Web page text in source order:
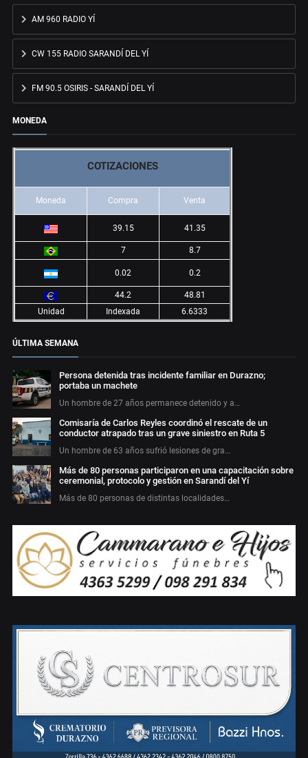
AM 960 RADIO YÍ
CW 155 RADIO SARANDÍ DEL YÍ
FM 90.5 OSIRIS - SARANDÍ DEL YÍ
MONEDA
COTIZACIONES
Moneda Compra Venta
39.15 41.35
7 8.7
0.02 0.2
44.2
48.81
Unidad
Indexada 6.6333
ÚLTIMA SEMANA
Persona detenida tras incidente familiar en Durazno;
portaba un machete
Un hombre de 27 años permanece detenido y a…
Comisaría de Carlos Reyles coordinó el rescate de un
conductor atrapado tras un grave siniestro en Ruta 5
Un hombre de 63 años sufrió lesiones de gra…
Más de 80 personas participaron en una capacitación sobre
ceremonial, protocolo y gestión en Sarandí del Yí
Más de 80 personas de distintas localidades…